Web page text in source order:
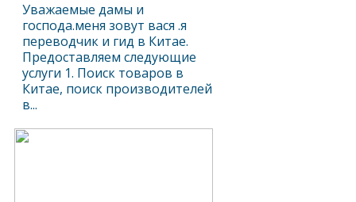
Уважаемые дамы и
господа.меня зовут вася .я
переводчик и гид в Китае.
Предоставляем следующие
услуги 1. Поиск товаров в
Китае, поиск производителей
в...